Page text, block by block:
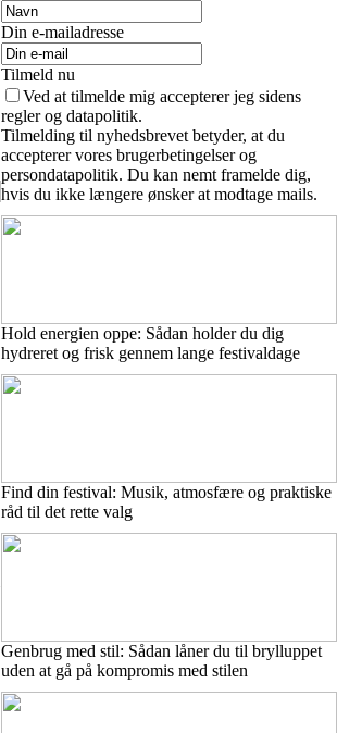
Din e-mailadresse
Tilmeld nu
Ved at tilmelde mig accepterer jeg sidens
regler og datapolitik.
Tilmelding til nyhedsbrevet betyder, at du
accepterer vores brugerbetingelser og
persondatapolitik. Du kan nemt framelde dig,
hvis du ikke længere ønsker at modtage mails.
Hold energien oppe: Sådan holder du dig
hydreret og frisk gennem lange festivaldage
Find din festival: Musik, atmosfære og praktiske
råd til det rette valg
Genbrug med stil: Sådan låner du til brylluppet
uden at gå på kompromis med stilen